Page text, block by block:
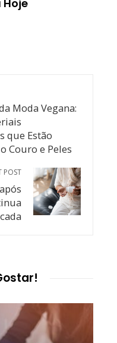
Hoje
Moda Vegana:
que Estão
Couro e Peles
POST